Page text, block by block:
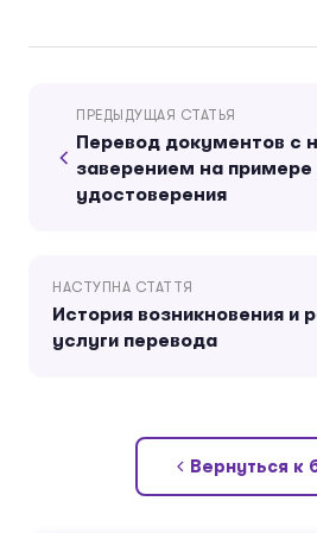
ПРЕДЫДУЩАЯ СТАТЬЯ
Перевод документов с
заверением на примере
удостоверения
НАСТУПНА СТАТТЯ
История возникновения и
услуги перевода
Вернуться к